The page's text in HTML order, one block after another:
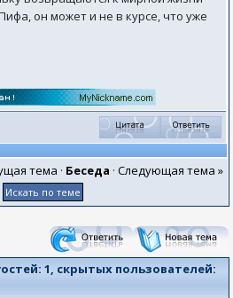
он может и не в курсе, что уже
тема · Беседа · Следующая тема »
1, скрытых пользователей: